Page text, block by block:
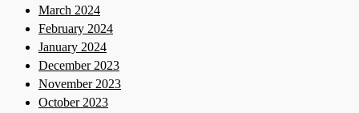
March 2024
February 2024
January 2024
December 2023
November 2023
October 2023